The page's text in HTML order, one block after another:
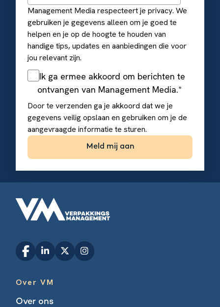
Management Media respecteert je privacy. We
gebruiken je gegevens alleen om je goed te
helpen en je op de hoogte te houden van
handige tips, updates en aanbiedingen die voor
jou relevant zijn.
Ik ga ermee akkoord om berichten te
ontvangen van Management Media.*
Door te verzenden ga je akkoord dat we je
gegevens veilig opslaan en gebruiken om je de
aangevraagde informatie te sturen.
Over VM
Over ons